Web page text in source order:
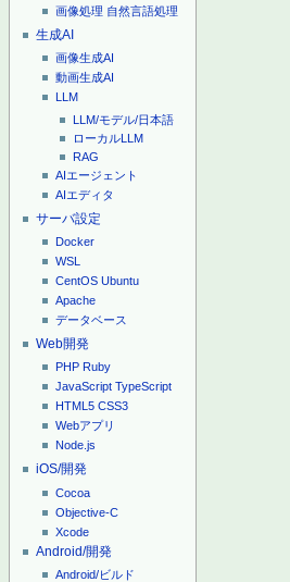
画像処理 自然言語処理
生成AI
画像生成AI
動画生成AI
LLM
LLM/モデル/日本語
ローカルLLM
RAG
AIエージェント
AIエディタ
サーバ設定
Docker
WSL
CentOS Ubuntu
Apache
データベース
Web開発
PHP Ruby
JavaScript TypeScript
HTML5 CSS3
Webアプリ
Node.js
iOS/開発
Cocoa
Objective-C
Xcode
Android/開発
Android/ビルド